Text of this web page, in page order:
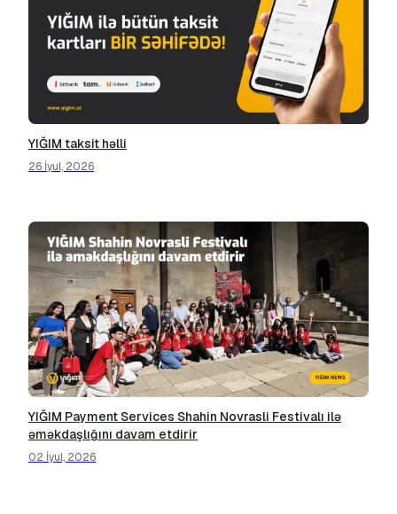
YIĞIM taksit həlli
26 İyul, 2026
YIĞIM Payment Services Shahin Novrasli Festivalı ilə
əməkdaşlığını davam etdirir
02 İyul, 2026